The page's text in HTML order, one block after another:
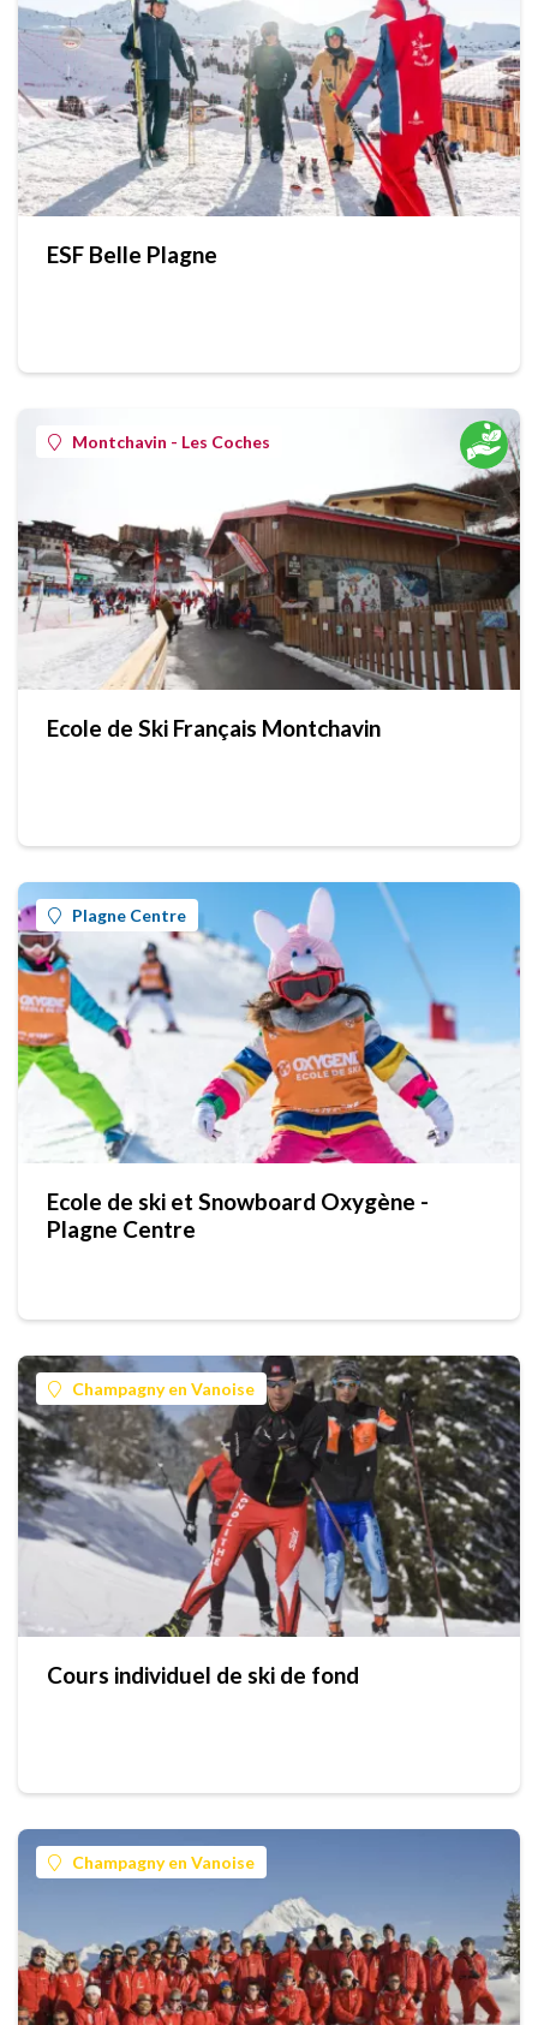
ESF Belle Plagne
Montchavin - Les Coches
Ecole de Ski Français Montchavin
Plagne Centre
Ecole de ski et Snowboard Oxygène -
Plagne Centre
Champagny en Vanoise
Cours individuel de ski de fond
Champagny en Vanoise